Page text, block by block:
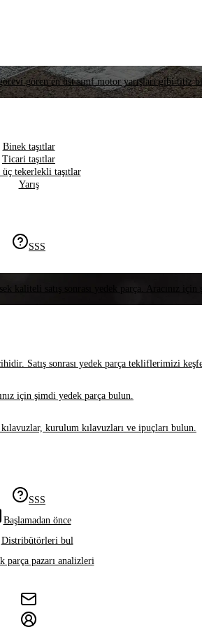
gören en üst sınıf motor yarışları gibi titiz
Binek taşıtlar
Ticari taşıtlar
tekerlekli taşıtlar
Yarış
SSS
kaliteli satış sonrası yedek parça. Aracınız
Satış sonrası yedek parça tekliflerimizi
için şimdi yedek parça bulun.
kurulum kılavuzları ve ipuçları bulun.
SSS
Başlamadan önce
Distribütörleri bul
parça pazarı analizleri